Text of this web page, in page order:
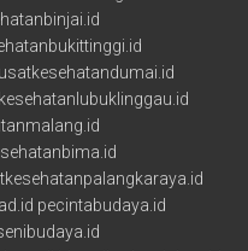
pecintabudaya.id